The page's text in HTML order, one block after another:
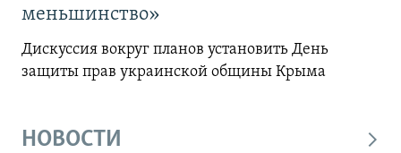
меньшинство»
Дискуссия вокруг планов установить День
защиты прав украинской общины Крыма
НОВОСТИ